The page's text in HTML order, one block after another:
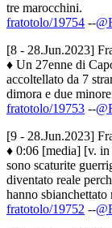
tre marocchini.
fratotolo/19754 --
[8 - 28.Jun.2023]
♦ Un 27enne di
accoltellato da 7
dimora e due
fratotolo/19753 --
[9 - 28.Jun.2023]
♦ 0:06 [media] [v.
sono scaturite
diventato reale
hanno
fratotolo/19752 --